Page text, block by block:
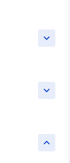
keyboard_arrow_down
keyboard_arrow_down
keyboard_arrow_up